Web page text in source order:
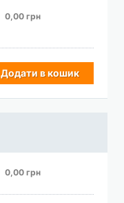
0,00 грн
Додати в кошик
0,00 грн